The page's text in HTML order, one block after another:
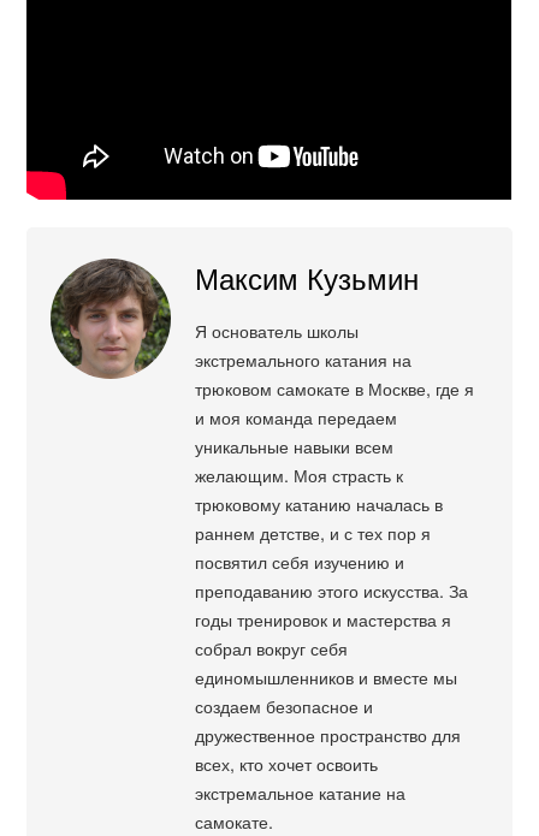
Максим Кузьмин
Я основатель школы
экстремального катания на
трюковом самокате в Москве, где я
и моя команда передаем
уникальные навыки всем
желающим. Моя страсть к
трюковому катанию началась в
раннем детстве, и с тех пор я
посвятил себя изучению и
преподаванию этого искусства. За
годы тренировок и мастерства я
собрал вокруг себя
единомышленников и вместе мы
создаем безопасное и
дружественное пространство для
всех, кто хочет освоить
экстремальное катание на
самокате.